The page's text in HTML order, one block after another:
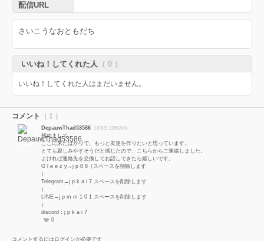
配信URL
さいこうなおともだち
いいね！してくれた人 （ 0 ）
いいね！してくれた人はまだいません。
コメント （ 1 ）
DepauwThad53586 1月8日 22時24分
初めまして。
ここに来たばかりで、もっと友達を作りたいと思っています。
とても親しみやすそうだと感じたので、こちらからご連絡しました。
よければ連絡先を交換してお話しできたら嬉しいです。
G l e e z y→j p 8 8（スペースを削除します
）
Telegram→j p k a i 7 スペースを削除します
）
LINE→j p m m 1 0 1 スペースを削除します
）
discord：j p k a i 7
0
コメントするにはログインが必要です